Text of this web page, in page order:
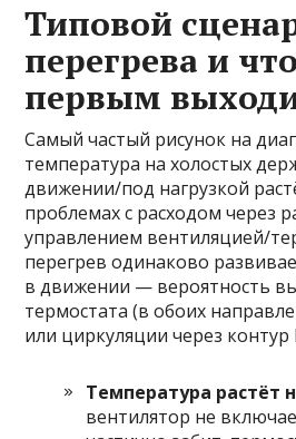
Типовой
перегрева и
первым
Самый частый рисунок на
температура на холостых
движении/под нагрузкой
проблемах с расходом через
управлением вентиляцией/
перегрев одинаково
в движении — вероятность
термостата (в обоих
или циркуляции через
Температура растёт
вентилятор не